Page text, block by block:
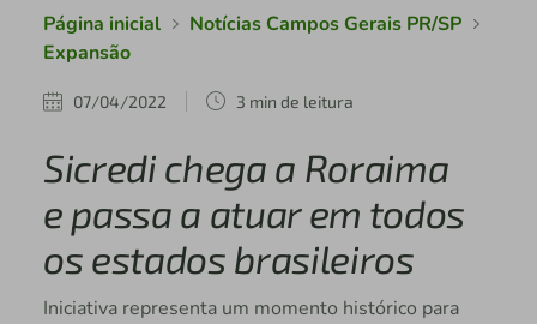
Página inicial
Notícias Campos Gerais PR/SP
Expansão
07/04/2022 3 min de leitura
Sicredi chega a Roraima
e passa a atuar em todos
os estados brasileiros
Iniciativa representa um momento histórico para